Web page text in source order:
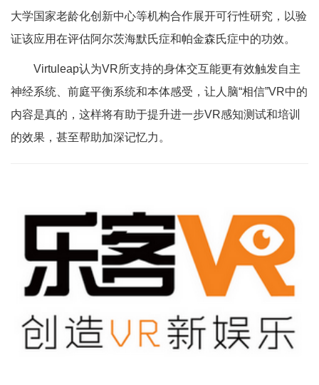
大学国家老龄化创新中心等机构合作展开可行性研究，以验
证该应用在评估阿尔茨海默氏症和帕金森氏症中的功效。
Virtuleap认为VR所支持的身体交互能更有效触发自主
神经系统、前庭平衡系统和本体感受，让人脑“相信”VR中的
内容是真的，这样将有助于提升进一步VR感知测试和培训
的效果，甚至帮助加深记忆力。